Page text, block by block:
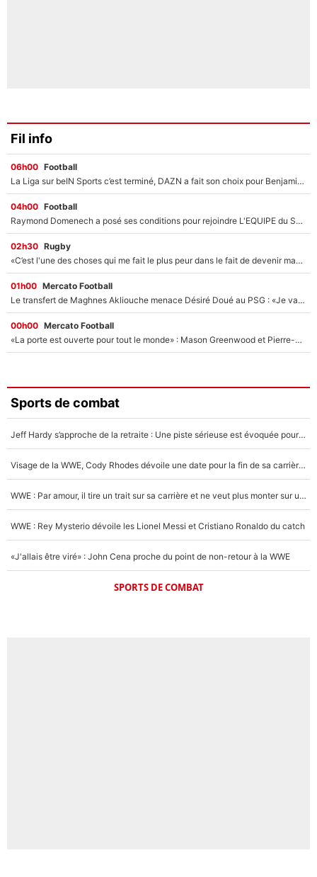
Fil info
06h00 Football
La Liga sur beIN Sports c’est terminé, DAZN a fait son choix pour Benjamin Da Silva et Omar Da Fonseca !
04h00 Football
Raymond Domenech a posé ses conditions pour rejoindre L'EQUIPE du Soir : Il refuse de faire l'émission avec un autre chroniqueur !
02h30 Rugby
«C’est l'une des choses qui me fait le plus peur dans le fait de devenir maman» : En couple avec Antoine Dupont, Iris Mittenaere s'inquiète déjà pour ses futurs enfants !
01h00 Mercato Football
Le transfert de Maghnes Akliouche menace Désiré Doué au PSG : «Je valide à 200%»
00h00 Mercato Football
«La porte est ouverte pour tout le monde» : Mason Greenwood et Pierre-Emerick Aubameyang ont quitté l'OM, Amine Gouiri balance sur la suite du mercato et sur la réaction du vestiaire !
Sports de combat
Jeff Hardy s’approche de la retraite : Une piste sérieuse est évoquée pour la reconversion de la légende de la WWE
Visage de la WWE, Cody Rhodes dévoile une date pour la fin de sa carrière dans le catch
WWE : Par amour, il tire un trait sur sa carrière et ne veut plus monter sur un ring de catch
WWE : Rey Mysterio dévoile les Lionel Messi et Cristiano Ronaldo du catch
«J'allais être viré» : John Cena proche du point de non-retour à la WWE
SPORTS DE COMBAT